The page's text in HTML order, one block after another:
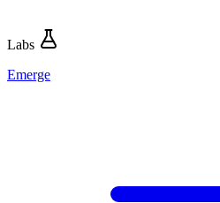
Labs
Emerge